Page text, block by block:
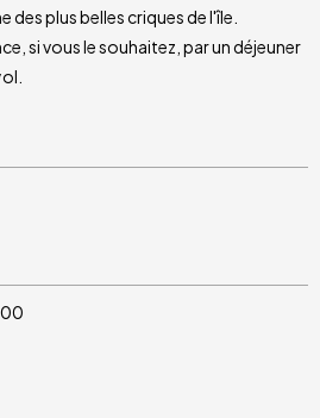
des plus belles criques de l'île.
si vous le souhaitez, par un déjeuner